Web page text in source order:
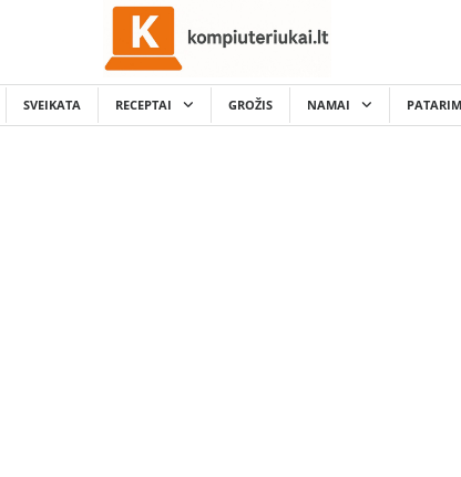
SVEIKATA RECEPTAI GROŽIS NAMAI